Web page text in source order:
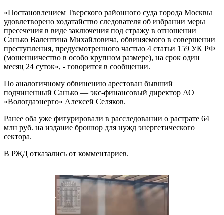
«Постановлением Тверского районного суда города Москвы
удовлетворено ходатайство следователя об избрании меры
пресечения в виде заключения под стражу в отношении
Санько Валентина Михайловича, обвиняемого в совершении
преступления, предусмотренного частью 4 статьи 159 УК РФ
(мошенничество в особо крупном размере), на срок один
месяц 24 суток», - говорится в сообщении.
По аналогичному обвинению арестован бывший
подчиненный Санько — экс-финансовый директор АО
«Вологдаэнерго» Алексей Селяков.
Ранее оба уже фигурировали в расследовании о растрате 64
млн руб. на издание брошюр для нужд энергетического
сектора.
В РЖД отказались от комментариев.